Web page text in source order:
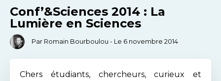
Conf’&Sciences 2014 : La
Lumière en Sciences
Par Romain Bourboulou - Le 6 novembre 2014
Chers étudiants, chercheurs, curieux et